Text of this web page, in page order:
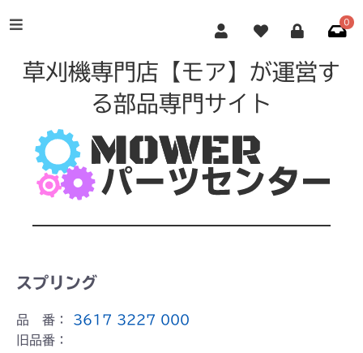
0
草刈機専門店【モア】が運営す
る部品専門サイト
スプリング
品 番： 3617 3227 000
旧品番：